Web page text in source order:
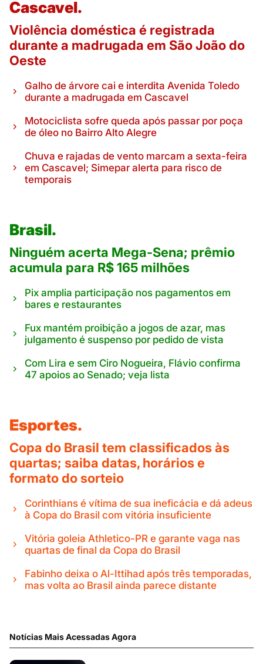
Cascavel.
Violência doméstica é registrada
durante a madrugada em São João do
Oeste
Galho de árvore cai e interdita Avenida Toledo
durante a madrugada em Cascavel
Motociclista sofre queda após passar por poça
de óleo no Bairro Alto Alegre
Chuva e rajadas de vento marcam a sexta-feira
em Cascavel; Simepar alerta para risco de
temporais
Brasil.
Ninguém acerta Mega-Sena; prêmio
acumula para R$ 165 milhões
Pix amplia participação nos pagamentos em
bares e restaurantes
Fux mantém proibição a jogos de azar, mas
julgamento é suspenso por pedido de vista
Com Lira e sem Ciro Nogueira, Flávio confirma
47 apoios ao Senado; veja lista
Esportes.
Copa do Brasil tem classificados às
quartas; saiba datas, horários e
formato do sorteio
Corinthians é vítima de sua ineficácia e dá adeus
à Copa do Brasil com vitória insuficiente
Vitória goleia Athletico-PR e garante vaga nas
quartas de final da Copa do Brasil
Fabinho deixa o Al-Ittihad após três temporadas,
mas volta ao Brasil ainda parece distante
Notícias Mais Acessadas Agora